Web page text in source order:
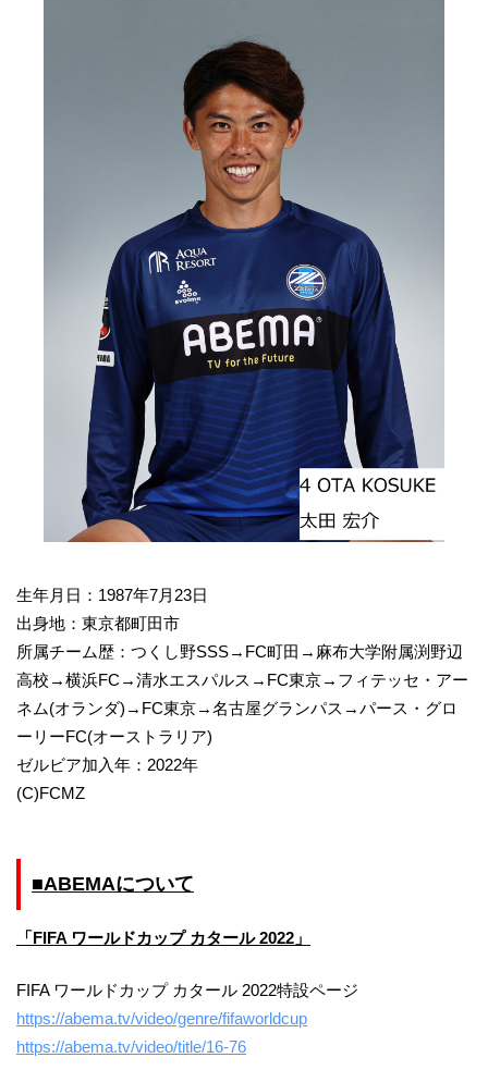
生年月日：1987年7月23日
出身地：東京都町田市
所属チーム歴：つくし野SSS→FC町田→麻布大学附属渕野辺
高校→横浜FC→清水エスパルス→FC東京→フィテッセ・アー
ネム(オランダ)→FC東京→名古屋グランパス→パース・グロ
ーリーFC(オーストラリア)
ゼルビア加入年：2022年
(C)FCMZ
■ABEMAについて
「FIFA ワールドカップ カタール 2022」
FIFA ワールドカップ カタール 2022特設ページ
https://abema.tv/video/genre/fifaworldcup
https://abema.tv/video/title/16-76